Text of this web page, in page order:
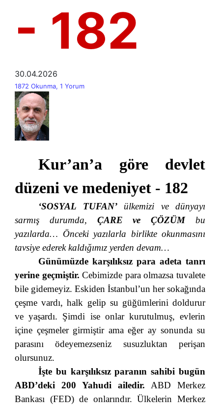
- 182
30.04.2026
1872 Okunma, 1 Yorum
Kur’an’a göre devlet
düzeni ve medeniyet - 182
‘SOSYAL TUFAN’ülkemizi ve dünyayı
sarmış durumda, ÇARE veÇÖZÜMbu
yazılarda… Önceki yazılarla birlikte okunmasını
tavsiye ederek kaldığımız yerden devam…
Günümüzde karşılıksız para adeta tanrı
yerine geçmiştir.Cebimizde para olmazsa tuvalete
bile gidemeyiz. Eskiden İstanbul’un her sokağında
çeşme vardı, halk gelip su güğümlerini doldurur
ve yaşardı. Şimdi ise onlar kurutulmuş, evlerin
içine çeşmeler girmiştir ama eğer ay sonunda su
parasını ödeyemezseniz susuzluktan perişan
olursunuz.
İşte bu karşılıksız paranın sahibi bugün
ABD’deki 200 Yahudi ailedir. ABD Merkez
Bankası (FED) de onlarındır. Ülkelerin Merkez